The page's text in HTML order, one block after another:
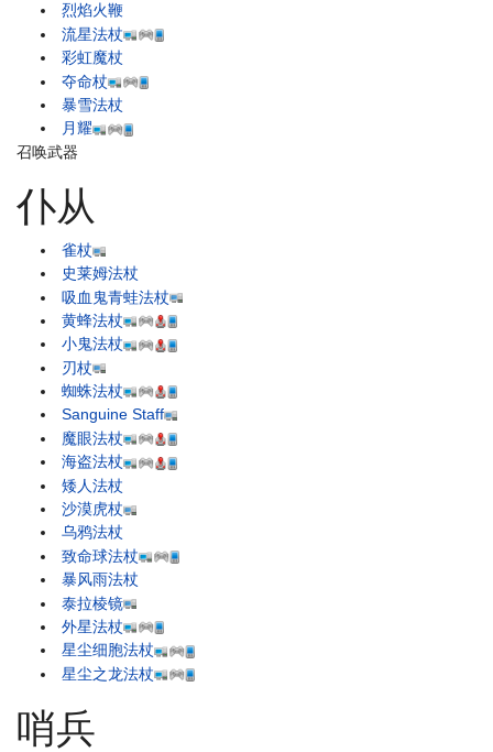
烈焰火鞭
流星法杖
彩虹魔杖
夺命杖
暴雪法杖
月耀
召唤武器
仆从
雀杖
史莱姆法杖
吸血鬼青蛙法杖
黄蜂法杖
小鬼法杖
刃杖
蜘蛛法杖
Sanguine Staff
魔眼法杖
海盗法杖
矮人法杖
沙漠虎杖
乌鸦法杖
致命球法杖
暴风雨法杖
泰拉棱镜
外星法杖
星尘细胞法杖
星尘之龙法杖
哨兵